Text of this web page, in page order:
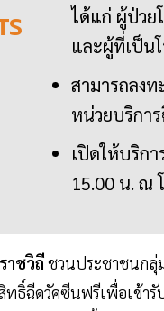
ได้แก่ ผู้ป่วย
และผู้ที่เป็น
สามารถลง
หน่วยบริกา
เปิดให้บริก
15.00 น. ณ
าชวิถีชวนประชาชนกลุ่ม
ธิ์ฉีดวัคซีนฟรีเพื่อเข้ารั